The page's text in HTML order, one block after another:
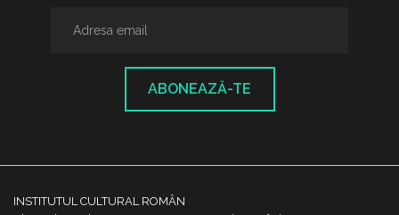
ABONEAZĂ-TE
INSTITUTUL CULTURAL ROMÂN